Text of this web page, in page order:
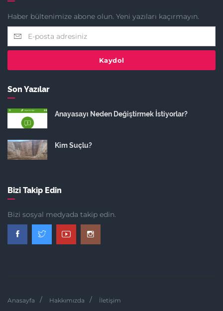
Haber bültenimize abone olun. Yeni yazıları kaçırmayın.
Kaydol
Son Yazılar
Anayasayı Neden Değiştirmek İstiyorlar?
Kim Suçlu?
Bizi Takip Edin
Bizi sosyal medyada takip edin.
Anasayfa Hakkımızda İletişim